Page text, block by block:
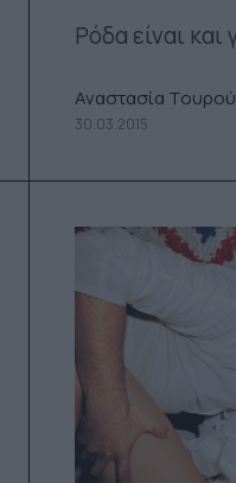
Ρόδα είναι και
Αναστασία
30.03.2015